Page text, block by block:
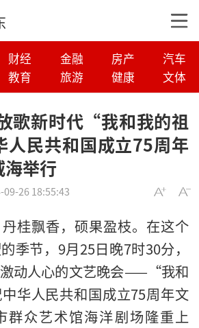
财经 金融 房产
汽车
教育 旅游 健康 文体
歌新时代“我和我的祖
民共和国成立75周年
举行
09-26 18:55:43
桂飘香，硕果盈枝。在这个
季节，9月25日晚7时30分，
动人心的文艺晚会——“我和
华人民共和国成立75周年文
群众艺术馆海洋剧场隆重上